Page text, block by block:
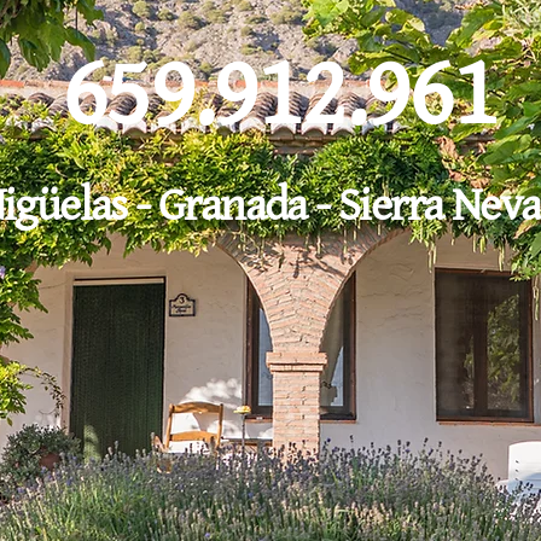
659.912.961
- Granada - Sierra